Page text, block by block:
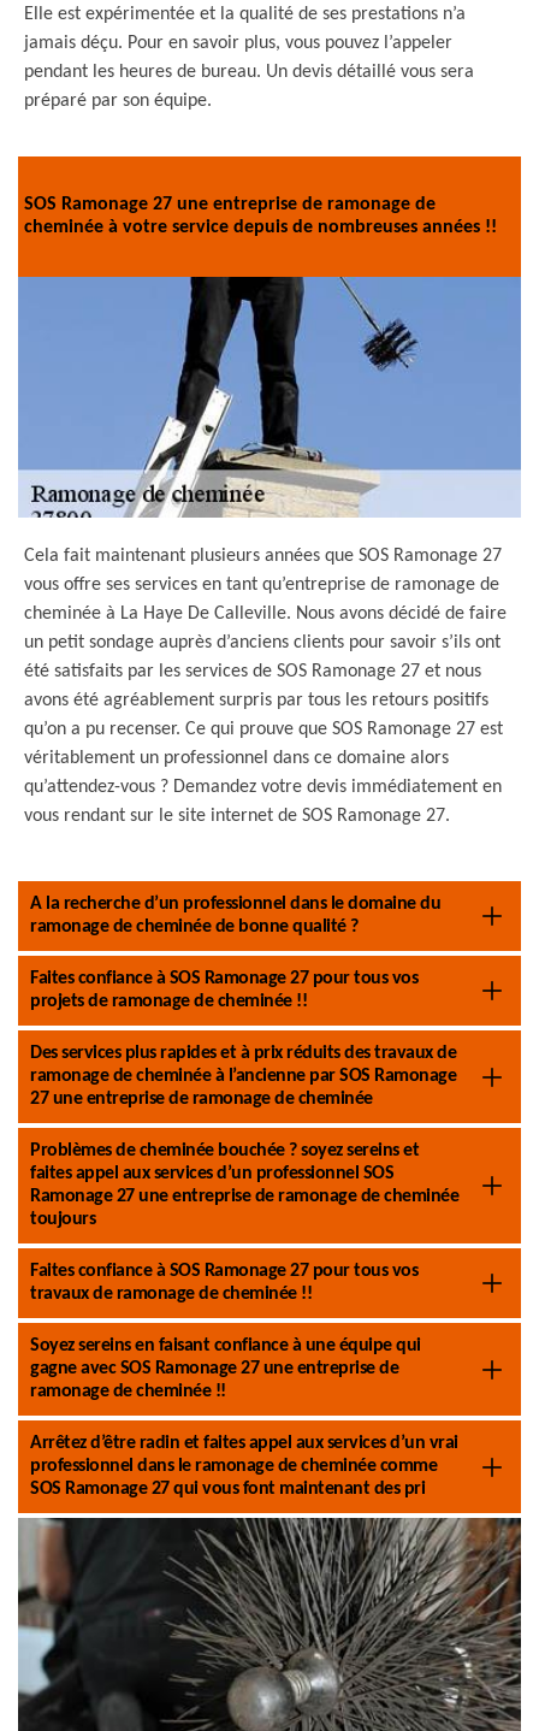
Elle est expérimentée et la qualité de ses prestations n’a
jamais déçu. Pour en savoir plus, vous pouvez l’appeler
pendant les heures de bureau. Un devis détaillé vous sera
préparé par son équipe.
SOS Ramonage 27 une entreprise de ramonage de
cheminée à votre service depuis de nombreuses années !!
Cela fait maintenant plusieurs années que SOS Ramonage 27
vous offre ses services en tant qu’entreprise de ramonage de
cheminée à La Haye De Calleville. Nous avons décidé de faire
un petit sondage auprès d’anciens clients pour savoir s’ils ont
été satisfaits par les services de SOS Ramonage 27 et nous
avons été agréablement surpris par tous les retours positifs
qu’on a pu recenser. Ce qui prouve que SOS Ramonage 27 est
véritablement un professionnel dans ce domaine alors
qu’attendez-vous ? Demandez votre devis immédiatement en
vous rendant sur le site internet de SOS Ramonage 27.
A la recherche d’un professionnel dans le domaine du
ramonage de cheminée de bonne qualité ?
Faites confiance à SOS Ramonage 27 pour tous vos
projets de ramonage de cheminée !!
Des services plus rapides et à prix réduits des travaux de
ramonage de cheminée à l’ancienne par SOS Ramonage
27 une entreprise de ramonage de cheminée
Problèmes de cheminée bouchée ? soyez sereins et
faites appel aux services d’un professionnel SOS
Ramonage 27 une entreprise de ramonage de cheminée
toujours
Faites confiance à SOS Ramonage 27 pour tous vos
travaux de ramonage de cheminée !!
Soyez sereins en faisant confiance à une équipe qui
gagne avec SOS Ramonage 27 une entreprise de
ramonage de cheminée !!
Arrêtez d’être radin et faites appel aux services d’un vrai
professionnel dans le ramonage de cheminée comme
SOS Ramonage 27 qui vous font maintenant des pri